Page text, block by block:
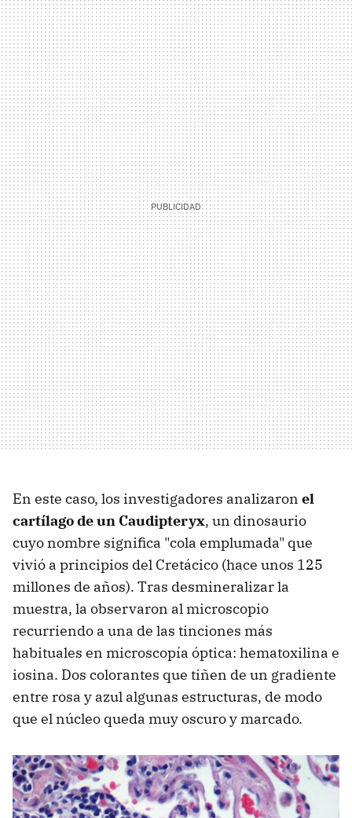
En este caso, los investigadores analizaron el
cartílago de un Caudipteryx, un dinosaurio
cuyo nombre significa "cola emplumada" que
vivió a principios del Cretácico (hace unos 125
millones de años). Tras desmineralizar la
muestra, la observaron al microscopio
recurriendo a una de las tinciones más
habituales en microscopía óptica: hematoxilina e
iosina. Dos colorantes que tiñen de un gradiente
entre rosa y azul algunas estructuras, de modo
que el núcleo queda muy oscuro y marcado.